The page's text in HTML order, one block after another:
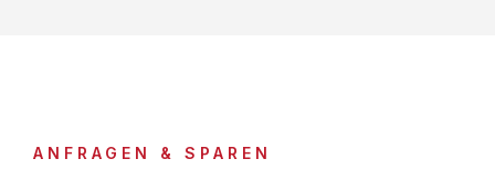
ANFRAGEN & SPAREN